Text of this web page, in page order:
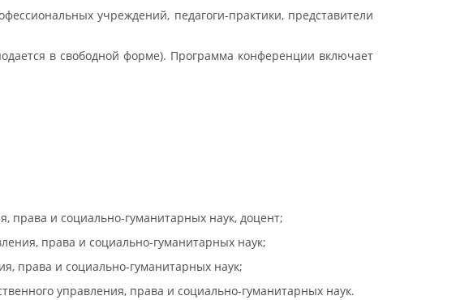
учреждений, педагоги-практики, представители
в свободной форме). Программа конференции включает
права и социально-гуманитарных наук, доцент;
права и социально-гуманитарных наук;
права и социально-гуманитарных наук;
управления, права и социально-гуманитарных наук.